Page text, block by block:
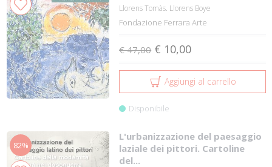
Llorens Tomàs. Llorens Boye
Fondazione Ferrara Arte
€ 47,00 € 10,00
Aggiungi al carrello
Disponibile
82%
L'urbanizzazione del paesaggio
laziale dei pittori. Cartoline
del...